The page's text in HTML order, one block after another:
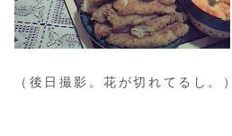
（後日撮影。花が切れてるし。）